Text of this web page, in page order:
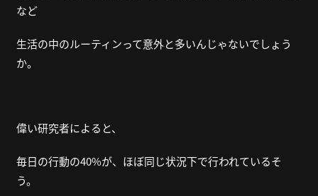
など
生活の中のルーティンって意外と多いんじゃないでしょう
か。
偉い研究者によると、
毎日の行動の40%が、ほぼ同じ状況下で行われているそ
う。